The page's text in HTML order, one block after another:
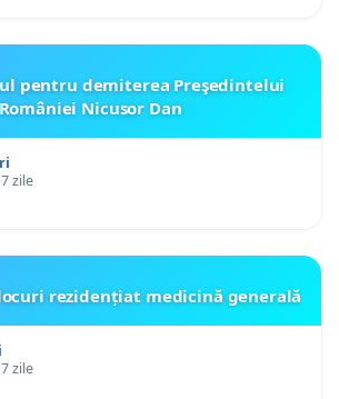
pentru demiterea Preşedintelui
României Nicusor Dan
zile
rezidențiat medicină generală
zile